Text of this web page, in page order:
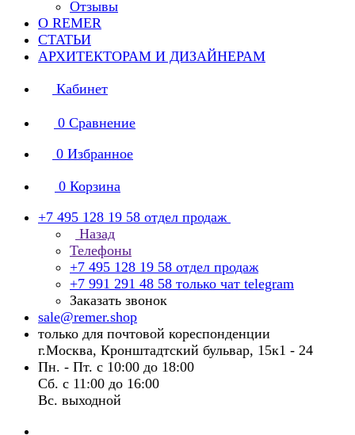
Отзывы
О REMER
СТАТЬИ
АРХИТЕКТОРАМ И ДИЗАЙНЕРАМ
Кабинет
0 Сравнение
0 Избранное
0 Корзина
+7 495 128 19 58 отдел продаж
Назад
Телефоны
+7 495 128 19 58 отдел продаж
+7 991 291 48 58 только чат telegram
Заказать звонок
sale@remer.shop
только для почтовой кореспонденции
г.Москва, Кронштадтский бульвар, 15к1 - 24
Пн. - Пт. с 10:00 до 18:00
Сб. с 11:00 до 16:00
Вс. выходной